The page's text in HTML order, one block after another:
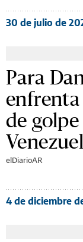
30 de julio de
Para
de
elDiarioAR
4 de diciembre